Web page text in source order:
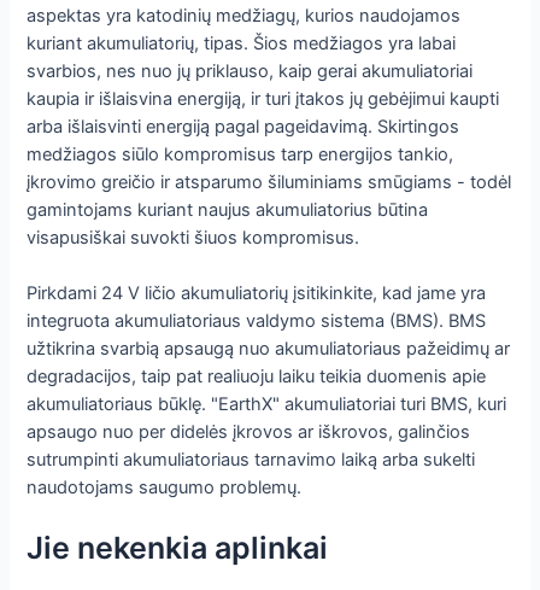
aspektas yra katodinių medžiagų, kurios naudojamos
kuriant akumuliatorių, tipas. Šios medžiagos yra labai
svarbios, nes nuo jų priklauso, kaip gerai akumuliatoriai
kaupia ir išlaisvina energiją, ir turi įtakos jų gebėjimui kaupti
arba išlaisvinti energiją pagal pageidavimą. Skirtingos
medžiagos siūlo kompromisus tarp energijos tankio,
įkrovimo greičio ir atsparumo šiluminiams smūgiams - todėl
gamintojams kuriant naujus akumuliatorius būtina
visapusiškai suvokti šiuos kompromisus.
Pirkdami 24 V ličio akumuliatorių įsitikinkite, kad jame yra
integruota akumuliatoriaus valdymo sistema (BMS). BMS
užtikrina svarbią apsaugą nuo akumuliatoriaus pažeidimų ar
degradacijos, taip pat realiuoju laiku teikia duomenis apie
akumuliatoriaus būklę. "EarthX" akumuliatoriai turi BMS, kuri
apsaugo nuo per didelės įkrovos ar iškrovos, galinčios
sutrumpinti akumuliatoriaus tarnavimo laiką arba sukelti
naudotojams saugumo problemų.
Jie nekenkia aplinkai